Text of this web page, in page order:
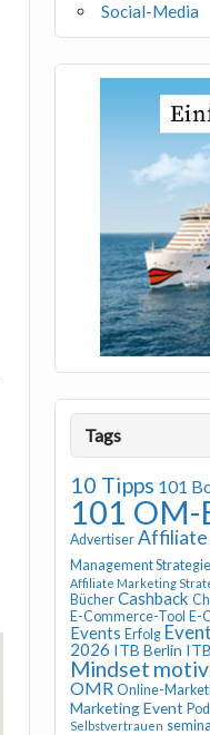
Social-Media
Tags
10 Tipps 101
101 OM-
Advertiser Affiliate
Management Strategie
Affiliate Marketing
Bücher Cashback
E-Commerce-Tool E-
Events Erfolg
2026 ITB Berlin
Mindset
OMR Online-
Marketing Event
Selbstvertrauen